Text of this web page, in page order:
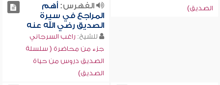
الصديق)
الفهرس:أهم
المراجع في سيرة
الصديق رضي الله عنه
للشيخ: راغب السرجاني
جزء من محاضرة ( سلسلة
الصديق دروس من حياة
الصديق)